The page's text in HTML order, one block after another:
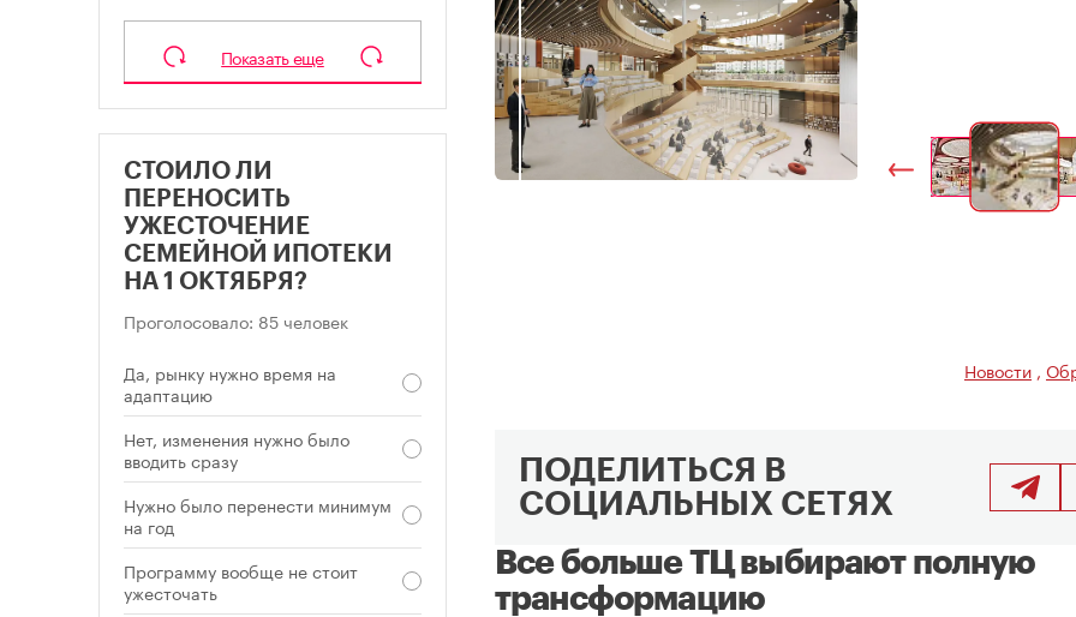
Новости ,
ПОДЕЛИТЬСЯ В
СОЦИАЛЬНЫХ СЕТЯХ
Все больше ТЦ выбирают полную
трансформацию
Показать еще
СТОИЛО ЛИ
ПЕРЕНОСИТЬ
УЖЕСТОЧЕНИЕ
СЕМЕЙНОЙ ИПОТЕКИ
НА 1 ОКТЯБРЯ?
Проголосовало: 85 человек
Да, рынку нужно время на
адаптацию
Нет, изменения нужно было
вводить сразу
Нужно было перенести минимум
на год
Программу вообще не стоит
ужесточать